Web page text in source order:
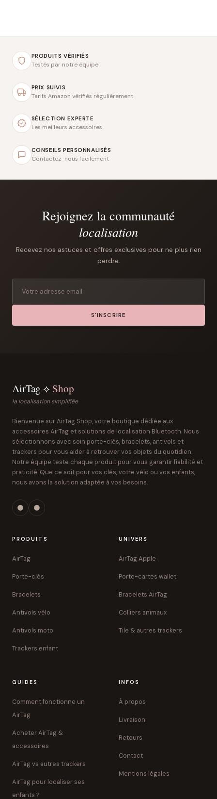
PRODUITS VÉRIFIÉS
Testés par notre équipe
PRIX SUIVIS
Tarifs Amazon vérifiés régulièrement
SÉLECTION EXPERTE
Les meilleurs accessoires
CONSEILS PERSONNALISÉS
Contactez-nous facilement
Rejoignez la communauté
localisation
Recevez nos astuces et offres exclusives pour ne plus rien
perdre.
S'INSCRIRE
AirTag ⟡ Shop
la localisation simplifiée
Bienvenue sur AirTag Shop, votre boutique dédiée aux
accessoires AirTag et solutions de localisation Bluetooth. Nous
sélectionnons avec soin porte-clés, bracelets, antivols et
trackers pour vous aider à retrouver vos objets du quotidien.
Notre équipe teste chaque produit pour vous garantir fiabilité et
praticité. Que ce soit pour vos clés, votre vélo ou vos enfants,
nous avons la solution adaptée à vos besoins.
PRODUITS
AirTag
Porte-clés
Bracelets
Antivols vélo
Antivols moto
Trackers enfant
UNIVERS
AirTag Apple
Porte-cartes wallet
Bracelets AirTag
Colliers animaux
Tile & autres trackers
GUIDES
Comment fonctionne un
AirTag
Acheter AirTag &
accessoires
AirTag vs autres trackers
AirTag pour localiser ses
enfants ?
INFOS
À propos
Livraison
Retours
Contact
Mentions légales